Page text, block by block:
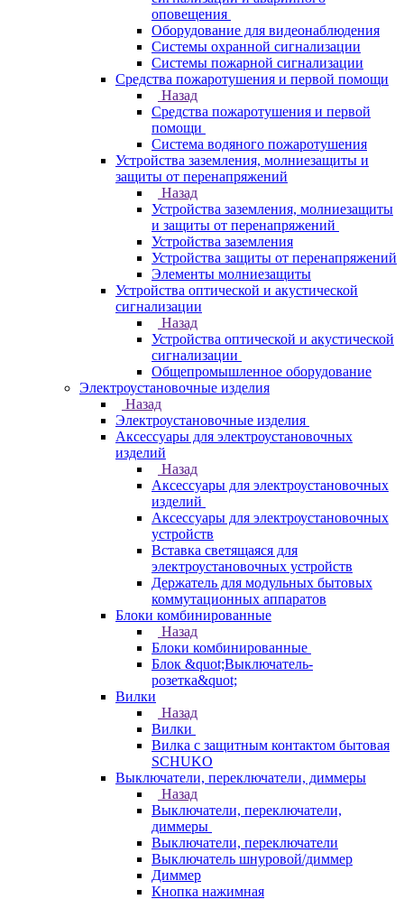
оповещения
Оборудование для видеонаблюдения
Системы охранной сигнализации
Системы пожарной сигнализации
Средства пожаротушения и первой помощи
Назад
Средства пожаротушения и первой
помощи
Система водяного пожаротушения
Устройства заземления, молниезащиты и
защиты от перенапряжений
Назад
Устройства заземления, молниезащиты
и защиты от перенапряжений
Устройства заземления
Устройства защиты от перенапряжений
Элементы молниезащиты
Устройства оптической и акустической
сигнализации
Назад
Устройства оптической и акустической
сигнализации
Общепромышленное оборудование
Электроустановочные изделия
Назад
Электроустановочные изделия
Аксессуары для электроустановочных
изделий
Назад
Аксессуары для электроустановочных
изделий
Аксессуары для электроустановочных
устройств
Вставка светящаяся для
электроустановочных устройств
Держатель для модульных бытовых
коммутационных аппаратов
Блоки комбинированные
Назад
Блоки комбинированные
Блок &quot;Выключатель-
розетка&quot;
Вилки
Назад
Вилки
Вилка с защитным контактом бытовая
SCHUKO
Выключатели, переключатели, диммеры
Назад
Выключатели, переключатели,
диммеры
Выключатели, переключатели
Выключатель шнуровой/диммер
Диммер
Кнопка нажимная